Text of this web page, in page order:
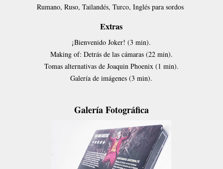
Rumano, Ruso, Tailandés, Turco, Inglés para sordos
Extras
¡Bienvenido Joker! (3 min).
Making of: Detrás de las cámaras (22 min).
Tomas alternativas de Joaquin Phoenix (1 min).
Galería de imágenes (3 min).
Galería Fotográfica